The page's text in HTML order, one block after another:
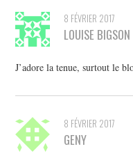
8 FÉVRIER 2017
LOUISE BIGSON
J’adore la tenue, surtout le
8 FÉVRIER 2017
GENY